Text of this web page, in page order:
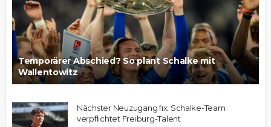
Temporärer Abschied? So plant Schalke mit
Wallentowitz
Nächster Neuzugang fix: Schalke-Team
verpflichtet Freiburg-Talent